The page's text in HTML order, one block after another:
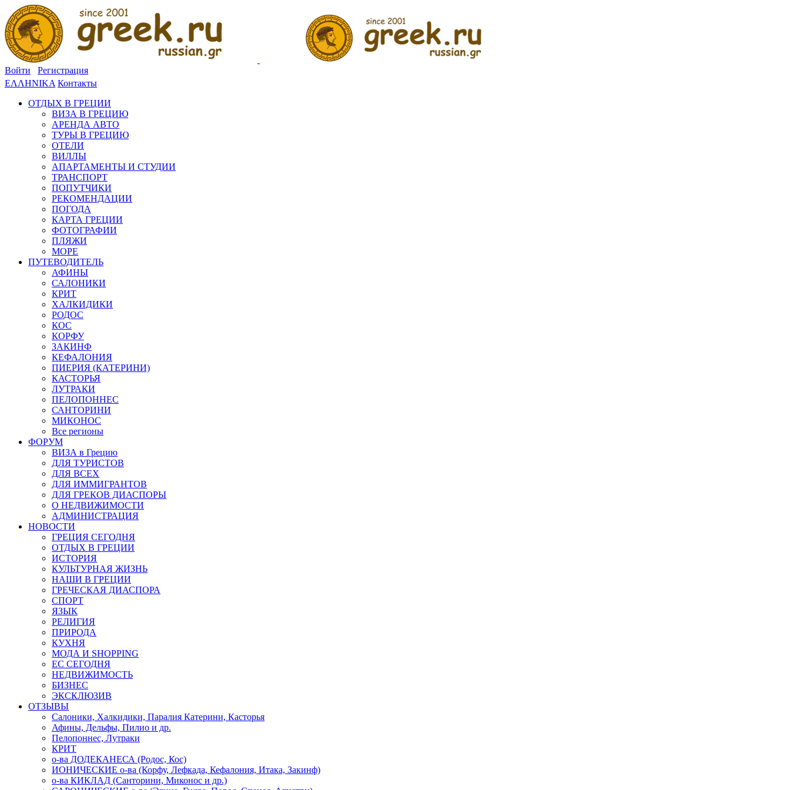
Войти
Регистрация
ΕΛΛΗΝΙΚΑ Контакты
ОТДЫХ В ГРЕЦИИ
ВИЗА В ГРЕЦИЮ
АРЕНДА АВТО
ТУРЫ В ГРЕЦИЮ
ОТЕЛИ
ВИЛЛЫ
АПАРТАМЕНТЫ И СТУДИИ
ТРАНСПОРТ
ПОПУТЧИКИ
РЕКОМЕНДАЦИИ
ПОГОДА
КАРТА ГРЕЦИИ
ФОТОГРАФИИ
ПЛЯЖИ
МОРЕ
ПУТЕВОДИТЕЛЬ
АФИНЫ
САЛОНИКИ
КРИТ
ХАЛКИДИКИ
РОДОС
КОС
КОРФУ
ЗАКИНФ
КЕФАЛОНИЯ
ПИЕРИЯ (КАТЕРИНИ)
КАСТОРЬЯ
ЛУТРАКИ
ПЕЛОПОННЕС
САНТОРИНИ
МИКОНОС
Все регионы
ФОРУМ
ВИЗА в Грецию
ДЛЯ ТУРИСТОВ
ДЛЯ ВСЕХ
ДЛЯ ИММИГРАНТОВ
ДЛЯ ГРЕКОВ ДИАСПОРЫ
О НЕДВИЖИМОСТИ
АДМИНИСТРАЦИЯ
НОВОСТИ
ГРЕЦИЯ СЕГОДНЯ
ОТДЫХ В ГРЕЦИИ
ИСТОРИЯ
КУЛЬТУРНАЯ ЖИЗНЬ
НАШИ В ГРЕЦИИ
ГРЕЧЕСКАЯ ДИАСПОРА
СПОРТ
ЯЗЫК
РЕЛИГИЯ
ПРИРОДА
КУХНЯ
МОДА И SHOPPING
ЕС СЕГОДНЯ
НЕДВИЖИМОСТЬ
БИЗНЕС
ЭКСКЛЮЗИВ
ОТЗЫВЫ
Салоники, Халкидики, Паралия Катерини, Касторья
Афины, Дельфы, Пилио и др.
Пелопоннес, Лутраки
КРИТ
о-ва ДОДЕКАНЕСА (Родос, Кос)
ИОНИЧЕСКИЕ о-ва (Корфу, Лефкада, Кефалония, Итака, Закинф)
о-ва КИКЛАД (Санторини, Миконос и др.)